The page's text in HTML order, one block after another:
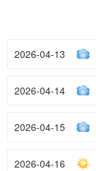
2026-04-13
2026-04-14
2026-04-15
2026-04-16